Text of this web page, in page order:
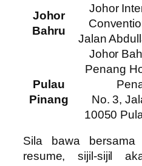
Johor
Bahru
Johor
Jalan
Johor
Pulau
Pinang
Penang
No. 3,
10050
Sila bawa bersama
resume, sijil-sijil